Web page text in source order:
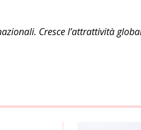
Cresce l’attrattività